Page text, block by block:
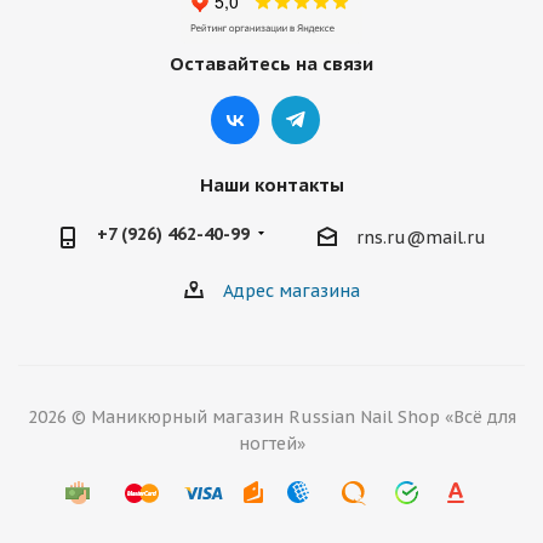
Оставайтесь на связи
Наши контакты
+7 (926) 462-40-99 rns.ru@mail.ru
Адрес магазина
2026 © Маникюрный магазин Russian Nail Shop «Всё для
ногтей»